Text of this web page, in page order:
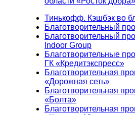
Тинькофф. Кэшбэк во
Благотворительный
Благотворительный
Indoor Group
Благотворительные
ГК «Кредитэкспресс»
Благотворительная
«Дорожная сеть»
Благотворительная
«Болта»
Благотворительная